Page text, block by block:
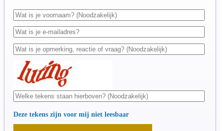
Deze tekens zijn voor mij niet leesbaar